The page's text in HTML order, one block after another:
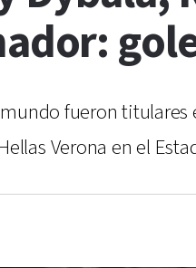
fueron
Verona en el